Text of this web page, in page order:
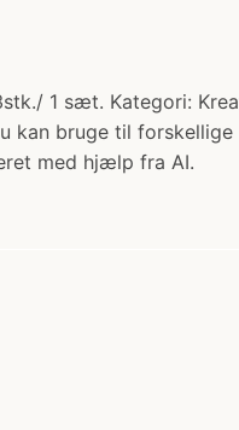
1 sæt. Kategori:
kan bruge til
med hjælp fra AI.